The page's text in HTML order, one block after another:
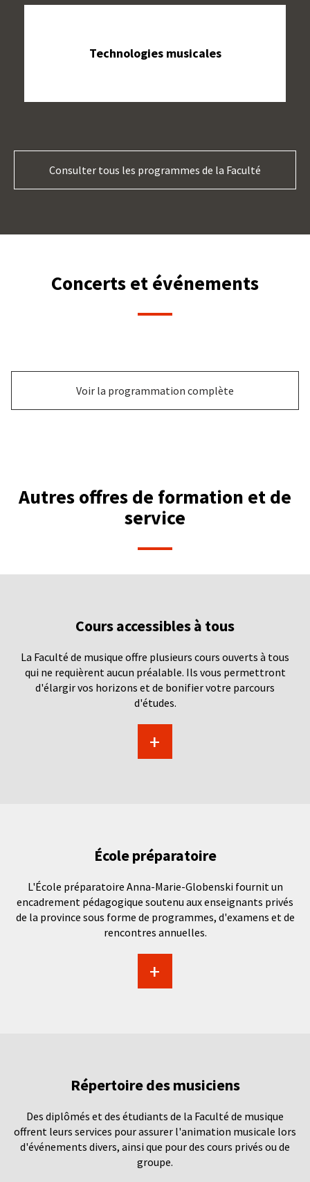
Technologies musicales
Consulter tous les programmes de la Faculté
Concerts et événements
Voir la programmation complète
Autres offres de formation et de
service
Cours accessibles à tous
La Faculté de musique offre plusieurs cours ouverts à tous
qui ne requièrent aucun préalable. Ils vous permettront
d'élargir vos horizons et de bonifier votre parcours
d'études.
+
École préparatoire
L'École préparatoire Anna-Marie-Globenski fournit un
encadrement pédagogique soutenu aux enseignants privés
de la province sous forme de programmes, d'examens et de
rencontres annuelles.
+
Répertoire des musiciens
Des diplômés et des étudiants de la Faculté de musique
offrent leurs services pour assurer l'animation musicale lors
d'événements divers, ainsi que pour des cours privés ou de
groupe.